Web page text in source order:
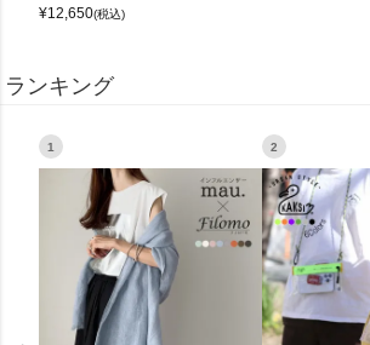
¥12,650(税込)
ランキング
1 2